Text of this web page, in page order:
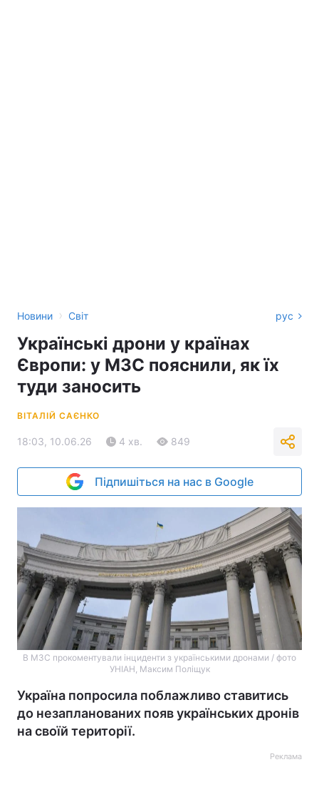
Новини › Світ рус
Українські дрони у країнах
Європи: у МЗС пояснили, як їх
туди заносить
ВІТАЛІЙ САЄНКО
18:03, 10.06.26 4 хв. 849
Підпишіться на нас в Google
В МЗС прокоментували інциденти з українськими дронами / фото
УНІАН, Максим Поліщук
Україна попросила поблажливо ставитись
до незапланованих появ українських дронів
на своїй території.
Реклама